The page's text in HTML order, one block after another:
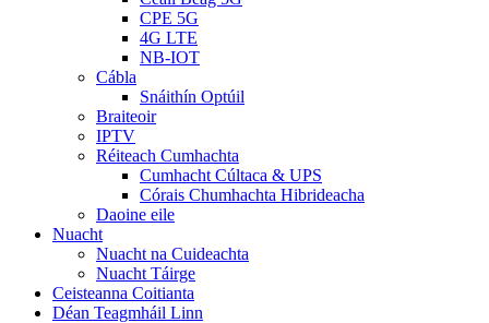
CPE 5G
4G LTE
NB-IOT
Cábla
Snáithín Optúil
Braiteoir
IPTV
Réiteach Cumhachta
Cumhacht Cúltaca & UPS
Córais Chumhachta Hibrideacha
Daoine eile
Nuacht
Nuacht na Cuideachta
Nuacht Táirge
Ceisteanna Coitianta
Déan Teagmháil Linn